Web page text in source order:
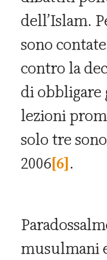
dell’Islam.
sono
contro la
di obbligare
lezioni
solo tre
2006[6].
musulmani